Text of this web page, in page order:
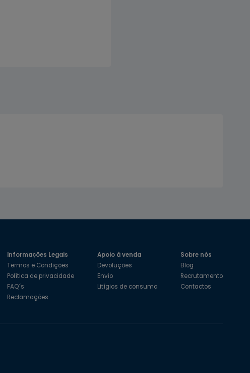
Informações Legais
Termos e Condições
Política de privacidade
FAQ´s
Reclamações
Apoio à venda
Devoluções
Envio
Litígios de consumo
Sobre nós
Blog
Recrutamento
Contactos